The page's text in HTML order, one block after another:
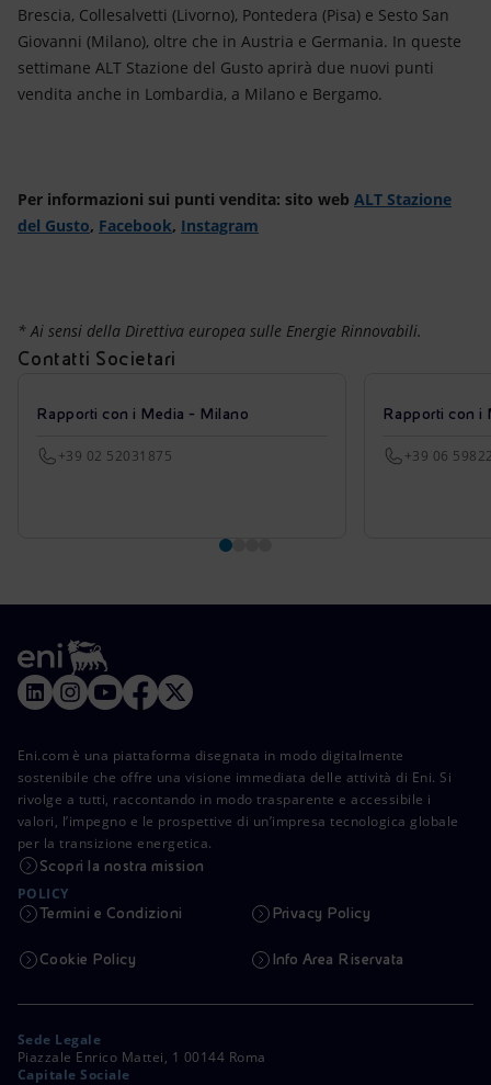
Brescia, Collesalvetti (Livorno), Pontedera (Pisa) e Sesto San
Giovanni (Milano), oltre che in Austria e Germania. In queste
settimane ALT Stazione del Gusto aprirà due nuovi punti
vendita anche in Lombardia, a Milano e Bergamo.
Per informazioni sui punti vendita: sito web ALT Stazione
del Gusto, Facebook, Instagram
* Ai sensi della Direttiva europea sulle Energie Rinnovabili.
Contatti Societari
Rapporti con i Media - Milano
+39 02 52031875
Rapporti con i
+39 06
Eni.com è una piattaforma disegnata in modo digitalmente
sostenibile che offre una visione immediata delle attività di Eni. Si
rivolge a tutti, raccontando in modo trasparente e accessibile i
valori, l’impegno e le prospettive di un’impresa tecnologica globale
per la transizione energetica.
Scopri la nostra mission
POLICY
Termini e Condizioni Privacy Policy
Cookie Policy Info Area Riservata
Sede Legale
Piazzale Enrico Mattei, 1 00144 Roma
Capitale Sociale